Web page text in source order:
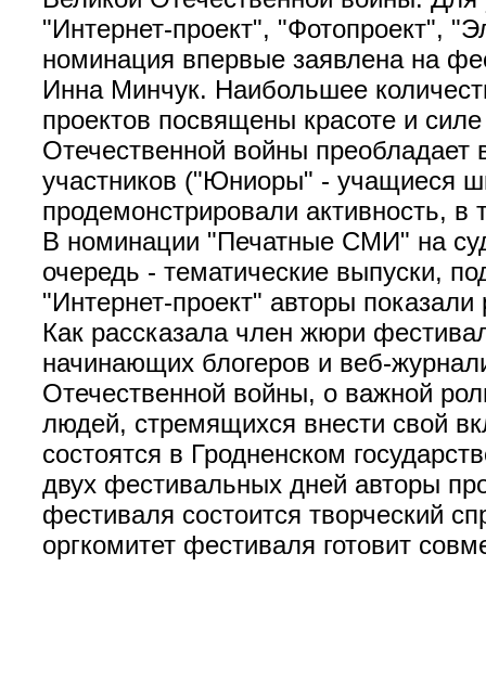
"Интернет-проект", "Фотопроект",
номинация впервые заявлена на
Инна Минчук. Наибольшее
проектов посвящены красоте и
Отечественной войны
участников ("Юниоры" - учащиеся
продемонстрировали активность,
В номинации "Печатные СМИ" на
очередь - тематические выпуски,
"Интернет-проект" авторы
Как рассказала член жюри
начинающих блогеров и веб-
Отечественной войны, о важной
людей, стремящихся внести свой
состоятся в Гродненском
двух фестивальных дней авторы
фестиваля состоится творческий
оргкомитет фестиваля готовит